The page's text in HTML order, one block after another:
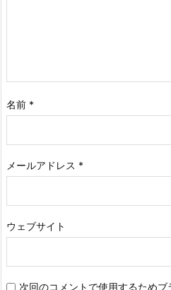
名前 *
メールアドレス *
ウェブサイト
次回のコメントで使用するため